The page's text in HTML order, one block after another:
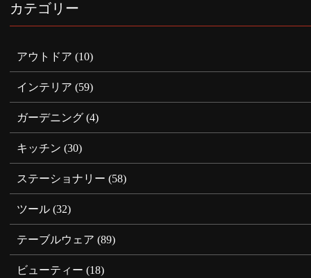
カテゴリー
アウトドア (10)
インテリア (59)
ガーデニング (4)
キッチン (30)
ステーショナリー (58)
ツール (32)
テーブルウェア (89)
ビューティー (18)